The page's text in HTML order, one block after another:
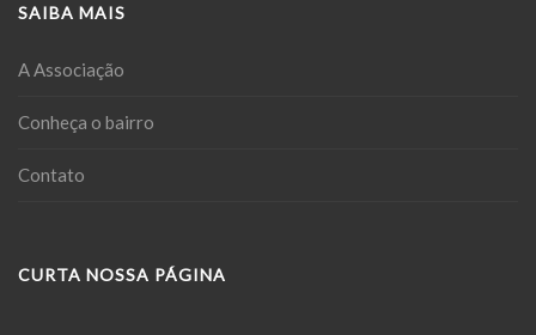
SAIBA MAIS
A Associação
Conheça o bairro
Contato
CURTA NOSSA PÁGINA